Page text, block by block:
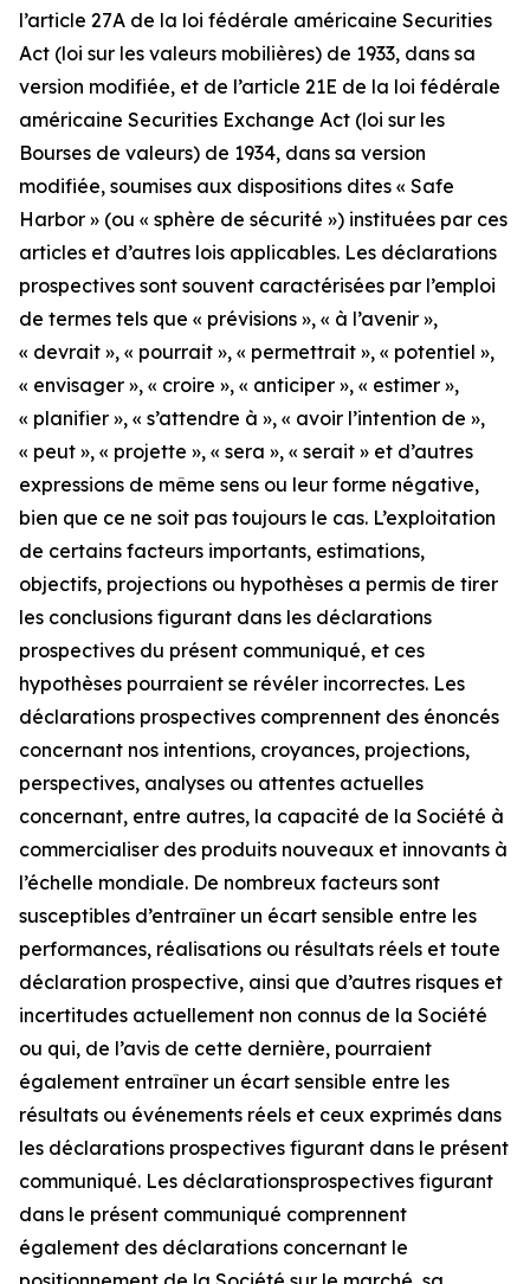
l’article 27A de la loi fédérale américaine Securities
Act (loi sur les valeurs mobilières) de 1933, dans sa
version modifiée, et de l’article 21E de la loi fédérale
américaine Securities Exchange Act (loi sur les
Bourses de valeurs) de 1934, dans sa version
modifiée, soumises aux dispositions dites « Safe
Harbor » (ou « sphère de sécurité ») instituées par ces
articles et d’autres lois applicables. Les déclarations
prospectives sont souvent caractérisées par l’emploi
de termes tels que « prévisions », « à l’avenir »,
« devrait », « pourrait », « permettrait », « potentiel »,
« envisager », « croire », « anticiper », « estimer »,
« planifier », « s’attendre à », « avoir l’intention de »,
« peut », « projette », « sera », « serait » et d’autres
expressions de même sens ou leur forme négative,
bien que ce ne soit pas toujours le cas. L’exploitation
de certains facteurs importants, estimations,
objectifs, projections ou hypothèses a permis de tirer
les conclusions figurant dans les déclarations
prospectives du présent communiqué, et ces
hypothèses pourraient se révéler incorrectes. Les
déclarations prospectives comprennent des énoncés
concernant nos intentions, croyances, projections,
perspectives, analyses ou attentes actuelles
concernant, entre autres, la capacité de la Société à
commercialiser des produits nouveaux et innovants à
l’échelle mondiale. De nombreux facteurs sont
susceptibles d’entraîner un écart sensible entre les
performances, réalisations ou résultats réels et toute
déclaration prospective, ainsi que d’autres risques et
incertitudes actuellement non connus de la Société
ou qui, de l’avis de cette dernière, pourraient
également entraîner un écart sensible entre les
résultats ou événements réels et ceux exprimés dans
les déclarations prospectives figurant dans le présent
communiqué. Les déclarationsprospectives figurant
dans le présent communiqué comprennent
également des déclarations concernant le